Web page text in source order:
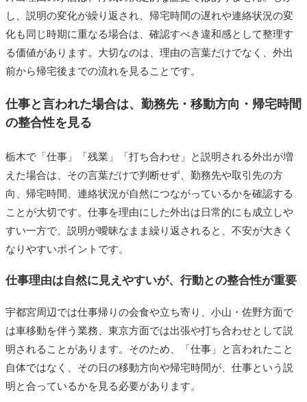
し、説明の変化が繰り返され、帰宅時間の遅れや連絡状況の変
化も同じ時期に重なる場合は、確認すべき違和感として整理す
る価値があります。大切なのは、理由の言葉だけでなく、外出
前から帰宅後までの流れを見ることです。
仕事と言われた場合は、勤務先・移動方向・帰宅時間
の整合性を見る
栃木で「仕事」「残業」「打ち合わせ」と説明される外出が増
えた場合は、その言葉だけで判断せず、勤務先や取引先の方
向、帰宅時間、連絡状況が自然につながっているかを確認する
ことが大切です。仕事を理由にした外出は日常的にも成立しや
すい一方で、説明が曖昧なまま繰り返されると、不安が大きく
なりやすいポイントです。
仕事理由は自然に見えやすいが、行動との整合性が重要
宇都宮周辺では仕事帰りの会食や立ち寄り、小山・佐野方面で
は車移動を伴う業務、東京方面では出張や打ち合わせとして説
明されることがあります。そのため、「仕事」と言われたこと
自体ではなく、その日の移動方向や帰宅時間が、仕事という説
明と合っているかを見る必要があります。